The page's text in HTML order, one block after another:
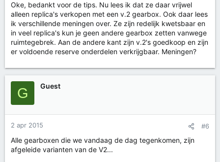
Oke, bedankt voor de tips. Nu lees ik dat ze daar vrijwel
alleen replica's verkopen met een v.2 gearbox. Ook daar lees
ik verschillende meningen over. Ze zijn redelijk kwetsbaar en
in veel replica's kun je geen andere gearbox zetten vanwege
ruimtegebrek. Aan de andere kant zijn v.2's goedkoop en zijn
er voldoende reserve onderdelen verkrijgbaar. Meningen?
G Guest
2 apr 2015 #6
Alle gearboxen die we vandaag de dag tegenkomen, zijn
afgeleide varianten van de V2...